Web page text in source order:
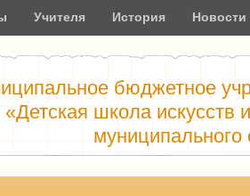
Учителя История
бюджетное
«Детская школа
муниципального